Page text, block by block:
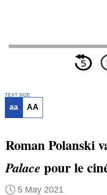
TEXT SIZE
aa AA
Roman Polanski
Palace pour le
5 May 2021